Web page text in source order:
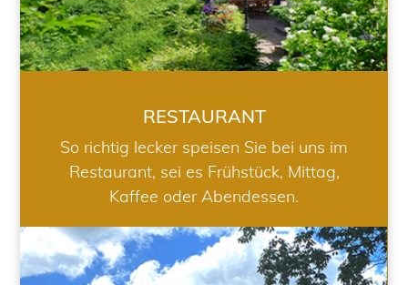
RESTAURANT
So richtig lecker speisen Sie bei uns im
Restaurant, sei es Frühstück, Mittag,
Kaffee oder Abendessen.